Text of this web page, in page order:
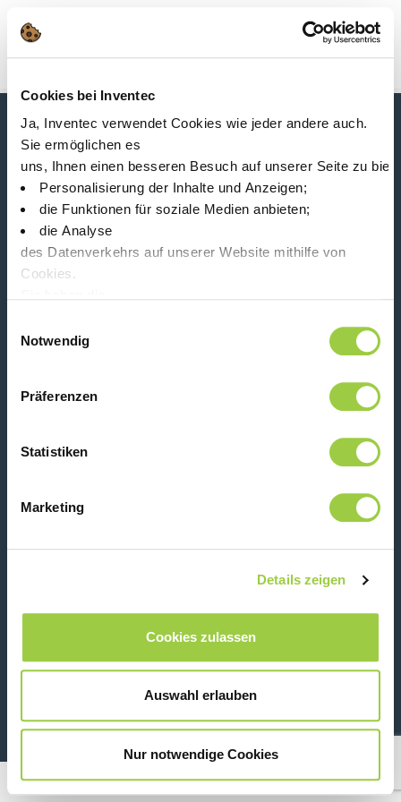
Cookies bei Inventec
Ja, Inventec verwendet Cookies wie jeder andere auch.
Sie ermöglichen es
uns, Ihnen einen besseren Besuch auf unserer Seite zu
Personalisierung der Inhalte und Anzeigen;
die Funktionen für soziale Medien anbieten;
die Analyse
des Datenverkehrs auf unserer Website mithilfe von
Cookies.
Keine Panik, Sie können Ihre Auswahl auch jederzeit auf
Notwendig
Präferenzen
Statistiken
Marketing
Details zeigen
Cookies zulassen
Auswahl erlauben
Nur notwendige Cookies
Suche
Start Product Processes Handbuch
Neuigkeiten, Dienstleistungen, Produkte,...
Bleiben Sie mit unserem Newsletter in Verbindung!
26 Rue des Coulons - 94360 Bry-sur-Marne - France
+33 (0)1 43 98 75 00
© Copyright 2026 Rechtliche Informationen & Datenschutzhinweis